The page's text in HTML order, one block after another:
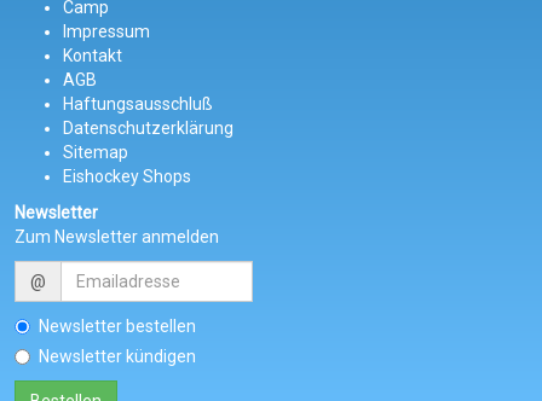
Camp
Impressum
Kontakt
AGB
Haftungsausschluß
Datenschutzerklärung
Sitemap
Eishockey Shops
Newsletter
Zum Newsletter anmelden
@
Newsletter bestellen
Newsletter kündigen